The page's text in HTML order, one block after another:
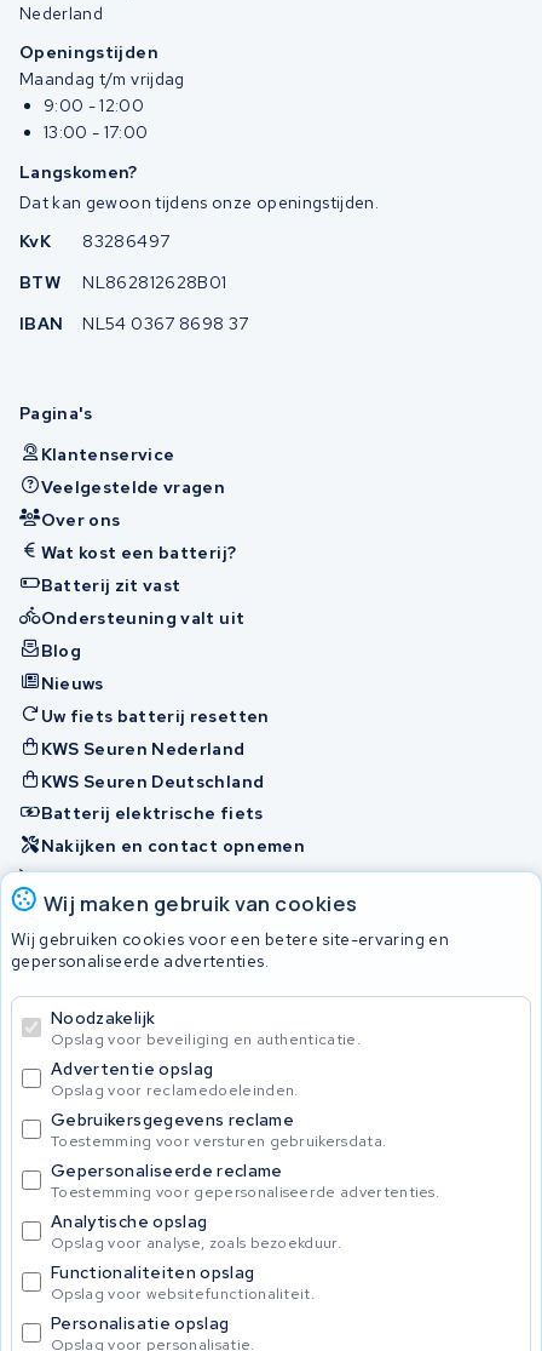
Wij maken gebruik van cookies
Wij gebruiken cookies voor een betere site-ervaring en
gepersonaliseerde advertenties.
Noodzakelijk
Opslag voor beveiliging en authenticatie.
Advertentie opslag
Opslag voor reclamedoeleinden.
Gebruikersgegevens reclame
Toestemming voor versturen gebruikersdata.
Gepersonaliseerde reclame
Toestemming voor gepersonaliseerde advertenties.
Analytische opslag
Opslag voor analyse, zoals bezoekduur.
Functionaliteiten opslag
Opslag voor websitefunctionaliteit.
Personalisatie opslag
Opslag voor personalisatie.
Nederland
Openingstijden
Maandag t/m vrijdag
9:00 - 12:00
13:00 - 17:00
Langskomen?
Dat kan gewoon tijdens onze openingstijden.
KvK
83286497
BTW
NL862812628B01
IBAN
NL54 0367 8698 37
Pagina's
Klantenservice
Veelgestelde vragen
Over ons
Wat kost een batterij?
Batterij zit vast
Ondersteuning valt uit
Blog
Nieuws
Uw fiets batterij resetten
KWS Seuren Nederland
KWS Seuren Deutschland
Batterij elektrische fiets
Nakijken en contact opnemen
Onherstelbaar
Accu's
© 2026 KWS Seuren
Algemene voorwaarden
Privacy Policy